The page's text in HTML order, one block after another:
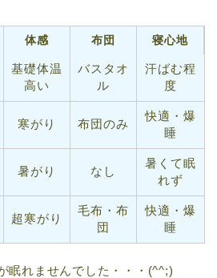
体感 布団 寝心地
基礎体温
高い
バスタオ
ル
汗ばむ程
度
寒がり 布団のみ
快適・爆
睡
暑がり なし
暑くて眠
れず
超寒がり
毛布・布
団
快適・爆
睡
眠れませんでした・・・(^^;)